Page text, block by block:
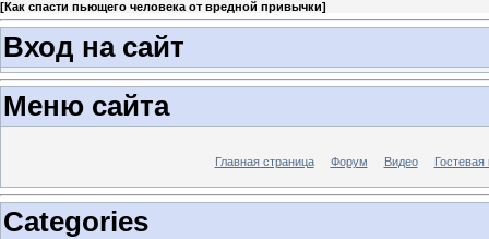
[Как спасти пьющего человека от вредной привычки]
Вход на сайт
Меню сайта
Главная страница Форум Видео Гостевая
Categories